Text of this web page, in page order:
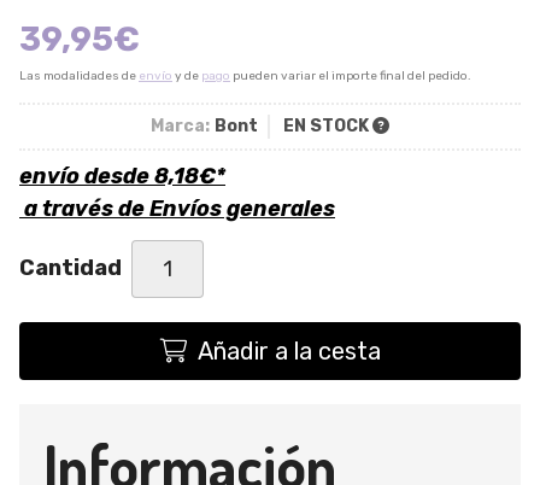
39,95€
Las modalidades de envío y de pago pueden variar el importe final del pedido.
Marca: Bont EN STOCK
envío desde8,18€*
a través deEnvíos generales
Cantidad
Añadir a la cesta
Información